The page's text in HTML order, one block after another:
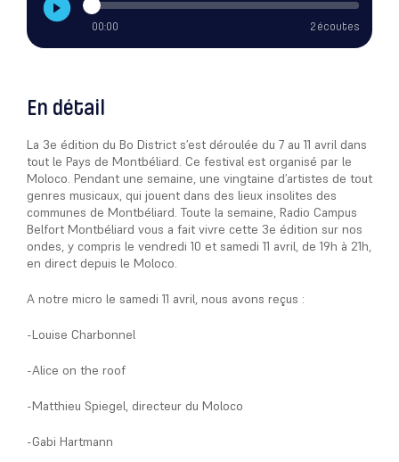
00:00 2 écoutes
En détail
La 3e édition du Bo District s’est déroulée du 7 au 11 avril dans
tout le Pays de Montbéliard. Ce festival est organisé par le
Moloco. Pendant une semaine, une vingtaine d’artistes de tout
genres musicaux, qui jouent dans des lieux insolites des
communes de Montbéliard. Toute la semaine, Radio Campus
Belfort Montbéliard vous a fait vivre cette 3e édition sur nos
ondes, y compris le vendredi 10 et samedi 11 avril, de 19h à 21h,
en direct depuis le Moloco.
A notre micro le samedi 11 avril, nous avons reçus :
-Louise Charbonnel
-Alice on the roof
-Matthieu Spiegel, directeur du Moloco
-Gabi Hartmann